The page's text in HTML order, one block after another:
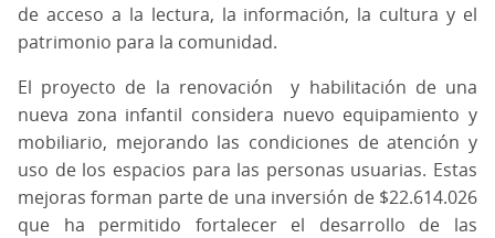
de acceso a la lectura, la información, la cultura y el
patrimonio para la comunidad.
El proyecto de la renovación y habilitación de una
nueva zona infantil considera nuevo equipamiento y
mobiliario, mejorando las condiciones de atención y
uso de los espacios para las personas usuarias. Estas
mejoras forman parte de una inversión de $22.614.026
que ha permitido fortalecer el desarrollo de las